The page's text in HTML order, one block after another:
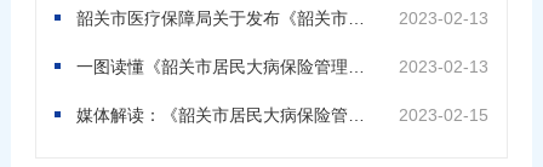
韶关市医疗保障局关于发布《韶关市居民大病保险管理办法》的通告（韶医保规〔2023〕1 号） 2023-02-13
2023-02-13
2023-02-15